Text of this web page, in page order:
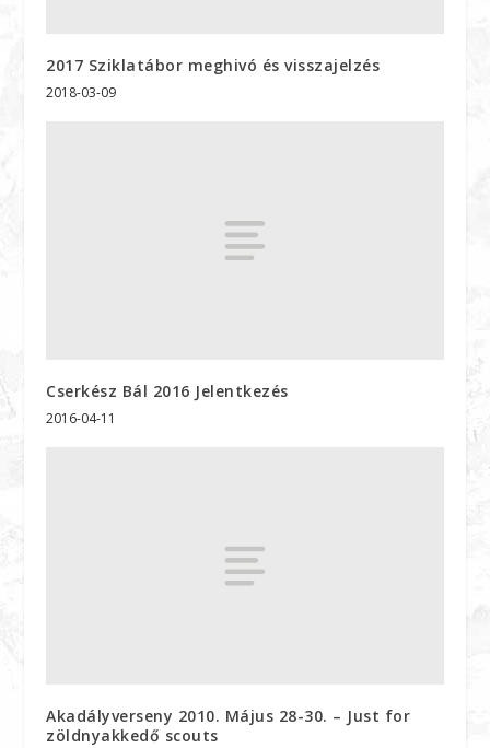
2017 Sziklatábor meghivó és visszajelzés
2018-03-09
Cserkész Bál 2016 Jelentkezés
2016-04-11
Akadályverseny 2010. Május 28-30. – Just for
zöldnyakkedő scouts